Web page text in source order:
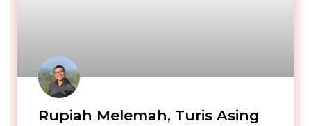
Rupiah Melemah, Turis Asing